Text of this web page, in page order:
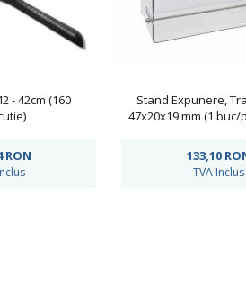
- 42cm (160
RON
Stand Expunere,
47x20x19 mm (1 buc/
133,10
TVA Inclus